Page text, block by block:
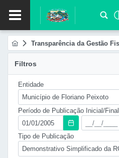
Transparência da Gestão
Filtros
Entidade
Município de Floriano Peixoto
Período de Publicação Inicial/Final
Tipo de Publicação
Demonstrativo Simplificado da